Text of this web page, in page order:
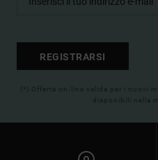
REGISTRARSI
(*) Offerta on-line valida per i nuovi
disponibili nella